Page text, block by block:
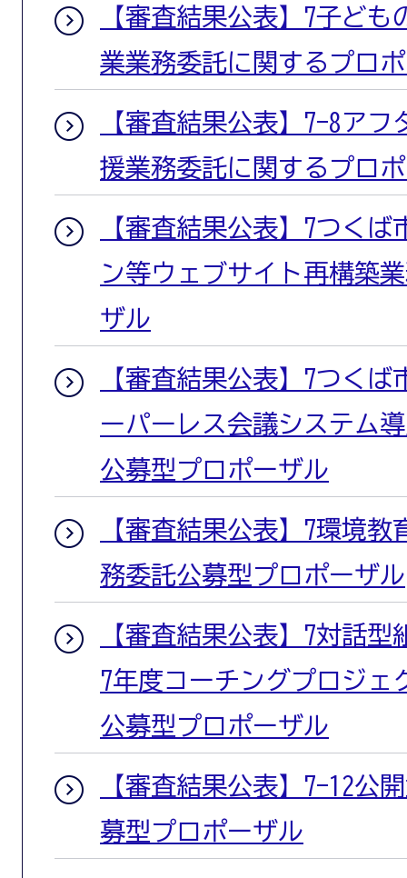
【審査結果公表】7子ど
業業務委託に関するプロ
【審査結果公表】7-8ア
援業務委託に関するプロ
【審査結果公表】7つく
ン等ウェブサイト再構築
ザル
【審査結果公表】7つく
ーパーレス会議システム
公募型プロポーザル
【審査結果公表】7環境
務委託公募型プロポーザル
【審査結果公表】7対話
7年度コーチングプロジェ
公募型プロポーザル
【審査結果公表】7-12公
募型プロポーザル